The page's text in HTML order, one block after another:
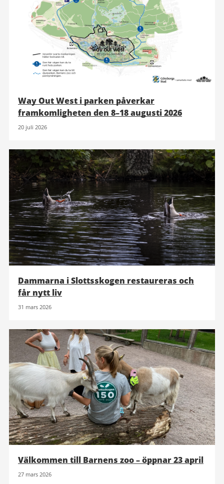
Way Out West i parken påverkar
framkomligheten den 8–18 augusti 2026
20 juli 2026
Dammarna i Slottsskogen restaureras och
får nytt liv
31 mars 2026
Välkommen till Barnens zoo – öppnar 23 april
27 mars 2026